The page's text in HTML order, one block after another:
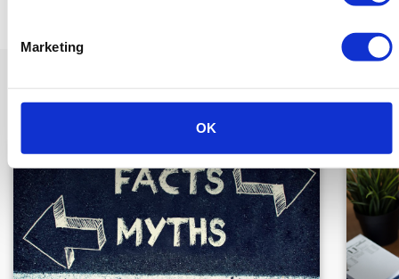
Marketing
OK
Wellicht ook interessant om te lezen